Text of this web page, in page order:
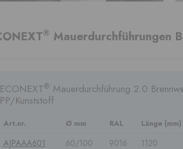
® Mauerdurchführungen
ECONEXT® Mauerdurchführung 2.0
PP/Kunststoff
Art.nr. Ø mm RAL Länge (mm)
AJPAAA601 60/100 9016 1120